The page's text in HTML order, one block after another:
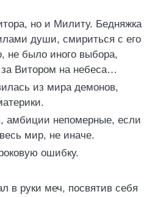
но и Милиту. Бедняжка
души, смириться с его
было иного выбора,
за Витором на небеса…
из мира демонов,
амбиции непомерные, если
мир, не иначе.
ошибку.
в руки меч, посвятив себя